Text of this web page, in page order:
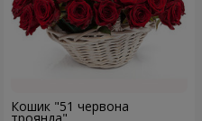
Кошик "51 червона